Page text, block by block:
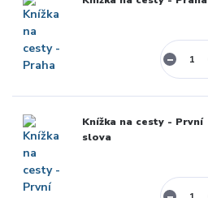
Knížka na cesty - První
slova